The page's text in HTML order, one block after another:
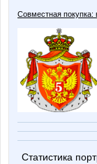
Совместная покупка:
Статистика